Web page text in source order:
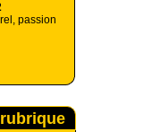
passion